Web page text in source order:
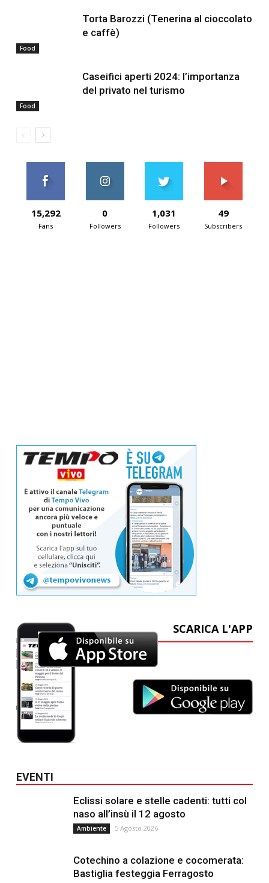
Food
Torta Barozzi (Tenerina al cioccolato
e caffè)
Food
Caseifici aperti 2024: l’importanza
del privato nel turismo
15,292
Fans
0
Followers
1,031
Followers
49
Subscribers
SCARICA L'APP
EVENTI
Eclissi solare e stelle cadenti: tutti col
naso all’insù il 12 agosto
Ambiente 5 Agosto 2026
Cotechino a colazione e cocomerata:
Bastiglia festeggia Ferragosto